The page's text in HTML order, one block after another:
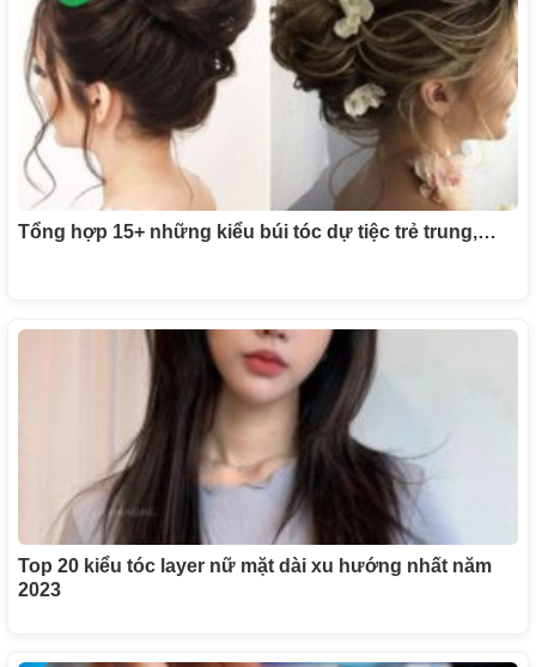
Tổng hợp 15+ những kiểu búi tóc dự tiệc trẻ trung,…
Top 20 kiểu tóc layer nữ mặt dài xu hướng nhất năm
2023